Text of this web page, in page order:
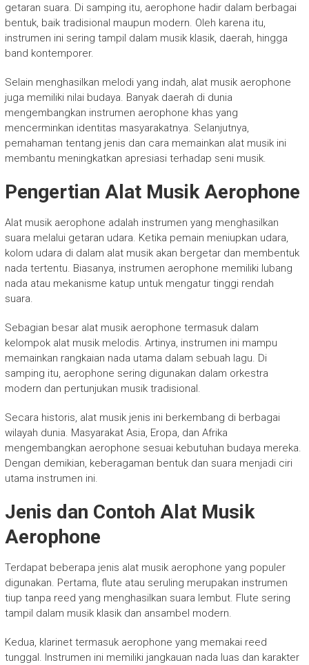
getaran suara. Di samping itu, aerophone hadir dalam berbagai
bentuk, baik tradisional maupun modern. Oleh karena itu,
instrumen ini sering tampil dalam musik klasik, daerah, hingga
band kontemporer.
Selain menghasilkan melodi yang indah, alat musik aerophone
juga memiliki nilai budaya. Banyak daerah di dunia
mengembangkan instrumen aerophone khas yang
mencerminkan identitas masyarakatnya. Selanjutnya,
pemahaman tentang jenis dan cara memainkan alat musik ini
membantu meningkatkan apresiasi terhadap seni musik.
Pengertian Alat Musik Aerophone
Alat musik aerophone adalah instrumen yang menghasilkan
suara melalui getaran udara. Ketika pemain meniupkan udara,
kolom udara di dalam alat musik akan bergetar dan membentuk
nada tertentu. Biasanya, instrumen aerophone memiliki lubang
nada atau mekanisme katup untuk mengatur tinggi rendah
suara.
Sebagian besar alat musik aerophone termasuk dalam
kelompok alat musik melodis. Artinya, instrumen ini mampu
memainkan rangkaian nada utama dalam sebuah lagu. Di
samping itu, aerophone sering digunakan dalam orkestra
modern dan pertunjukan musik tradisional.
Secara historis, alat musik jenis ini berkembang di berbagai
wilayah dunia. Masyarakat Asia, Eropa, dan Afrika
mengembangkan aerophone sesuai kebutuhan budaya mereka.
Dengan demikian, keberagaman bentuk dan suara menjadi ciri
utama instrumen ini.
Jenis dan Contoh Alat Musik
Aerophone
Terdapat beberapa jenis alat musik aerophone yang populer
digunakan. Pertama, flute atau seruling merupakan instrumen
tiup tanpa reed yang menghasilkan suara lembut. Flute sering
tampil dalam musik klasik dan ansambel modern.
Kedua, klarinet termasuk aerophone yang memakai reed
tunggal. Instrumen ini memiliki jangkauan nada luas dan karakter